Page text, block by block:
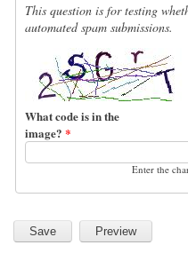
This question is for testing
automated spam submissions.
What code is in the
image? *
Enter the